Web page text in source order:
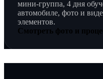
мини-группа, 4 дня
автомобиле, фото и
элементов.
Смотреть фото и